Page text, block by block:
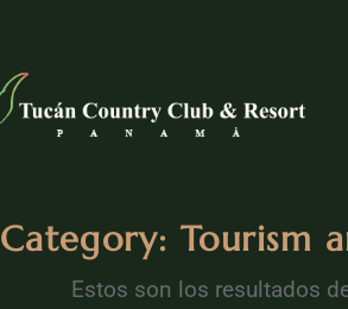
Category: Tourism
Estos son los resultados